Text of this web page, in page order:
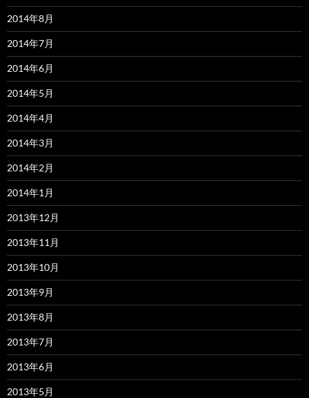
2014年8月
2014年7月
2014年6月
2014年5月
2014年4月
2014年3月
2014年2月
2014年1月
2013年12月
2013年11月
2013年10月
2013年9月
2013年8月
2013年7月
2013年6月
2013年5月